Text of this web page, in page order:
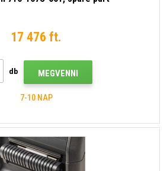
17 476 ft.
db MEGVENNI
7-10 NAP